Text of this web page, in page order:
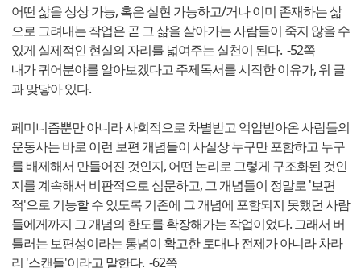
어떤 삶을 상상 가능, 혹은 실현 가능하고/거나 이미 존재하는 삶
으로 그려내는 작업은 곧 그 삶을 살아가는 사람들이 죽지 않을 수
있게 실제적인 현실의 자리를 넓여주는 실천이 된다. -52쪽
내가 퀴어분야를 알아보겠다고 주제독서를 시작한 이유가, 위 글
과 맞닿아 있다.
페미니즘뿐만 아니라 사회적으로 차별받고 억압받아온 사람들의
운동사는 바로 이런 보편 개념들이 사실상 누구만 포함하고 누구
를 배제해서 만들어진 것인지, 어떤 논리로 그렇게 구조화된 것인
지를 계속해서 비판적으로 심문하고, 그 개념들이 정말로 '보편
적'으로 기능할 수 있도록 기존에 그 개념에 포함되지 못했던 사람
들에게까지 그 개념의 한도를 확장해가는 작업이었다. 그래서 버
틀러는 보편성이라는 통념이 확고한 토대나 전제가 아니라 차라
리 '스캔들'이라고 말한다. -62쪽